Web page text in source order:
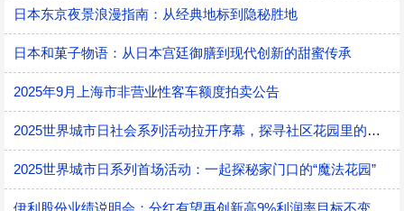
日本东京夜景浪漫指南：从经典地标到隐秘胜地
日本和菓子物语：从日本宫廷御膳到现代创新的甜蜜传承
2025年9月上海市非营业性客车额度拍卖公告
2025世界城市日社会系列活动拉开序幕，探寻社区花园里的智慧应用
2025世界城市日系列首场活动：一起探秘家门口的“魔法花园”
伊利股份业绩说明会：分红有望再创新高9%利润率目标不变